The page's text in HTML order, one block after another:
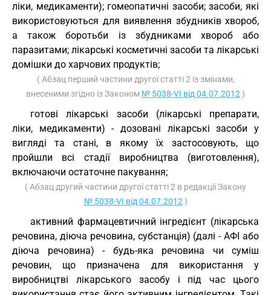
ліки, медикаменти); гомеопатичні засоби; засоби, які
використовуються для виявлення збудників хвороб,
а також боротьби із збудниками хвороб або
паразитами; лікарські косметичні засоби та лікарські
домішки до харчових продуктів;
( Абзац перший частини другої статті 2 із змінами,
внесеними згідно із Законом № 5038-VI від 04.07.2012 )
готові лікарські засоби (лікарські препарати,
ліки, медикаменти) - дозовані лікарські засоби у
вигляді та стані, в якому їх застосовують, що
пройшли всі стадії виробництва (виготовлення),
включаючи остаточне пакування;
( Абзац другий частини другої статті 2 в редакції Закону
№ 5038-VI від 04.07.2012 )
активний фармацевтичний інгредієнт (лікарська
речовина, діюча речовина, субстанція) (далі - АФІ або
діюча речовина) - будь-яка речовина чи суміш
речовин, що призначена для використання у
виробництві лікарського засобу і під час цього